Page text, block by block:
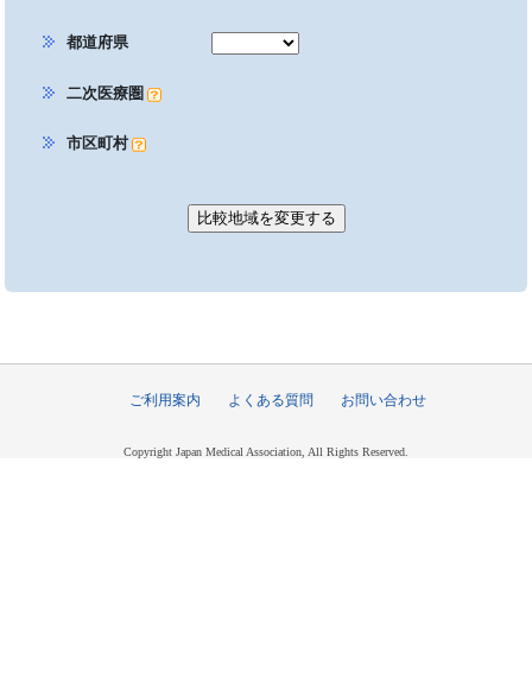
都道府県
二次医療圏
市区町村
ご利用案内 よくある質問 お問い合わせ
Copyright Japan Medical Association, All Rights Reserved.